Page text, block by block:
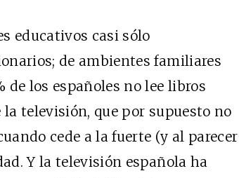
educativos casi sólo
de ambientes familiares
de los españoles no lee libros
televisión, que por supuesto no
cede a la fuerte (y al parecer
Y la televisión española ha